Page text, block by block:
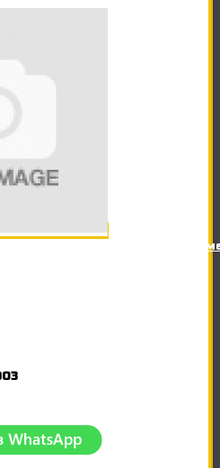
унитаза к полу (+